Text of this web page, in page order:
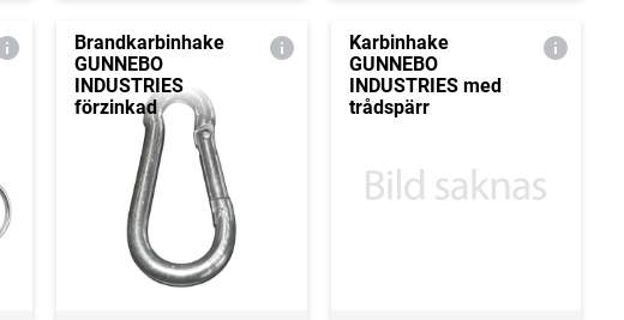
Brandkarbinhake
GUNNEBO
INDUSTRIES
förzinkad
Karbinhake
GUNNEBO
INDUSTRIES med
trådspärr